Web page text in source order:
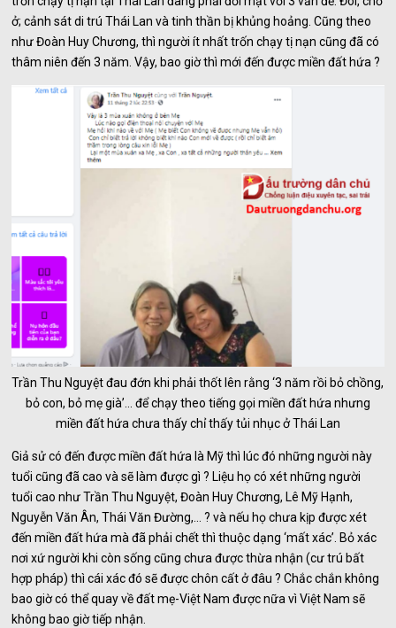
ở; cảnh sát di trú Thái Lan và tinh thần bị khủng hoảng. Cũng theo
như Đoàn Huy Chương, thì người ít nhất trốn chạy tị nạn cũng đã có
thâm niên đến 3 năm. Vậy, bao giờ thì mới đến được miền đất hứa ?
Trần Thu Nguyệt đau đớn khi phải thốt lên rằng ‘3 năm rồi bỏ chồng,
bỏ con, bỏ mẹ già’… để chạy theo tiếng gọi miền đất hứa nhưng
miền đất hứa chưa thấy chỉ thấy tủi nhục ở Thái Lan
Giả sử có đến được miền đất hứa là Mỹ thì lúc đó những người này
tuổi cũng đã cao và sẽ làm được gì ? Liệu họ có xét những người
tuổi cao như Trần Thu Nguyệt, Đoàn Huy Chương, Lê Mỹ Hạnh,
Nguyễn Văn Ân, Thái Văn Đường,… ? và nếu họ chưa kịp được xét
đến miền đất hứa mà đã phải chết thì thuộc dạng ‘mất xác’. Bỏ xác
nơi xứ người khi còn sống cũng chưa được thừa nhận (cư trú bất
hợp pháp) thì cái xác đó sẽ được chôn cất ở đâu ? Chắc chắn không
bao giờ có thể quay về đất mẹ-Việt Nam được nữa vì Việt Nam sẽ
không bao giờ tiếp nhận.